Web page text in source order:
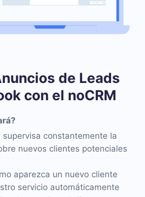
de Leads
con el noCRM
supervisa constantemente la
nuevos clientes potenciales
aparezca un nuevo cliente
servicio automáticamente